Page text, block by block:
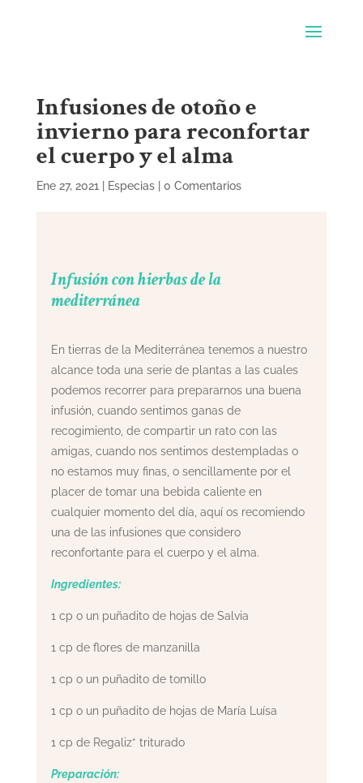
Infusiones de otoño e
invierno para reconfortar
el cuerpo y el alma
Ene 27, 2021 Especias| 0 Comentarios
Infusión con hierbas de la
mediterránea
En tierras de la Mediterránea tenemos a nuestro
alcance toda una serie de plantas a las cuales
podemos recorrer para prepararnos una buena
infusión, cuando sentimos ganas de
recogimiento, de compartir un rato con las
amigas, cuando nos sentimos destempladas o
no estamos muy finas, o sencillamente por el
placer de tomar una bebida caliente en
cualquier momento del día, aquí os recomiendo
una de las infusiones que considero
reconfortante para el cuerpo y el alma.
Ingredientes:
1 cp o un puñadito de hojas de Salvia
1 cp de flores de manzanilla
1 cp o un puñadito de tomillo
1 cp o un puñadito de hojas de María Luísa
1 cp de Regaliz* triturado
Preparación: